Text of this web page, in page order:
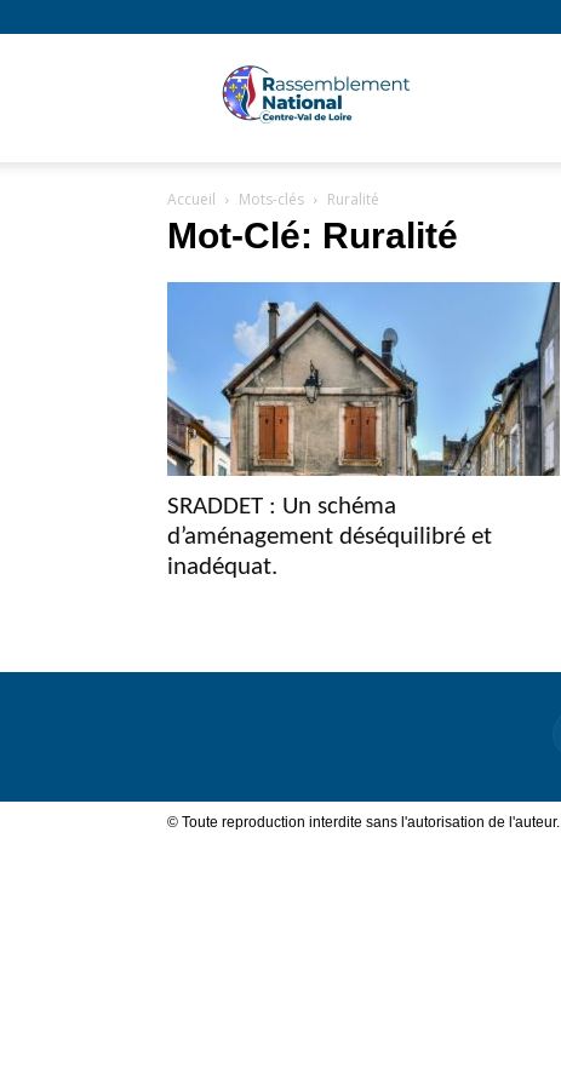
Centre
Accueil Mots-clés Ruralité
Mot-Clé: Ruralité
SRADDET : Un schéma
d’aménagement déséquilibré et
inadéquat.
© Toute reproduction interdite sans l'autorisation de l'auteur.